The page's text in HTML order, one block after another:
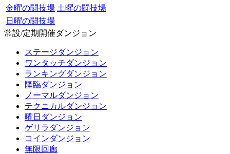
金曜の闘技場 土曜の闘技場
日曜の闘技場
常設/定期開催ダンジョン
ステージダンジョン
ワンタッチダンジョン
ランキングダンジョン
降臨ダンジョン
ノーマルダンジョン
テクニカルダンジョン
曜日ダンジョン
ゲリラダンジョン
コインダンジョン
無限回廊